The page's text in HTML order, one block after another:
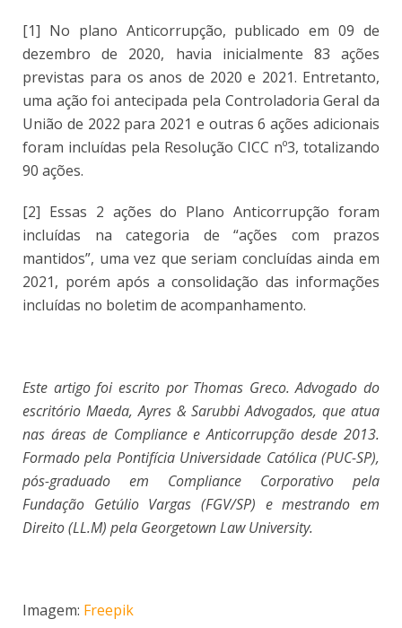
[1] No plano Anticorrupção, publicado em 09 de
dezembro de 2020, havia inicialmente 83 ações
previstas para os anos de 2020 e 2021. Entretanto,
uma ação foi antecipada pela Controladoria Geral da
União de 2022 para 2021 e outras 6 ações adicionais
foram incluídas pela Resolução CICC nº3, totalizando
90 ações.
[2] Essas 2 ações do Plano Anticorrupção foram
incluídas na categoria de “ações com prazos
mantidos”, uma vez que seriam concluídas ainda em
2021, porém após a consolidação das informações
incluídas no boletim de acompanhamento.
Este artigo foi escrito por Thomas Greco. Advogado do
escritório Maeda, Ayres & Sarubbi Advogados, que atua
nas áreas de Compliance e Anticorrupção desde 2013.
Formado pela Pontifícia Universidade Católica (PUC-SP),
pós-graduado em Compliance Corporativo pela
Fundação Getúlio Vargas (FGV/SP) e mestrando em
Direito (LL.M) pela Georgetown Law University.
Imagem: Freepik